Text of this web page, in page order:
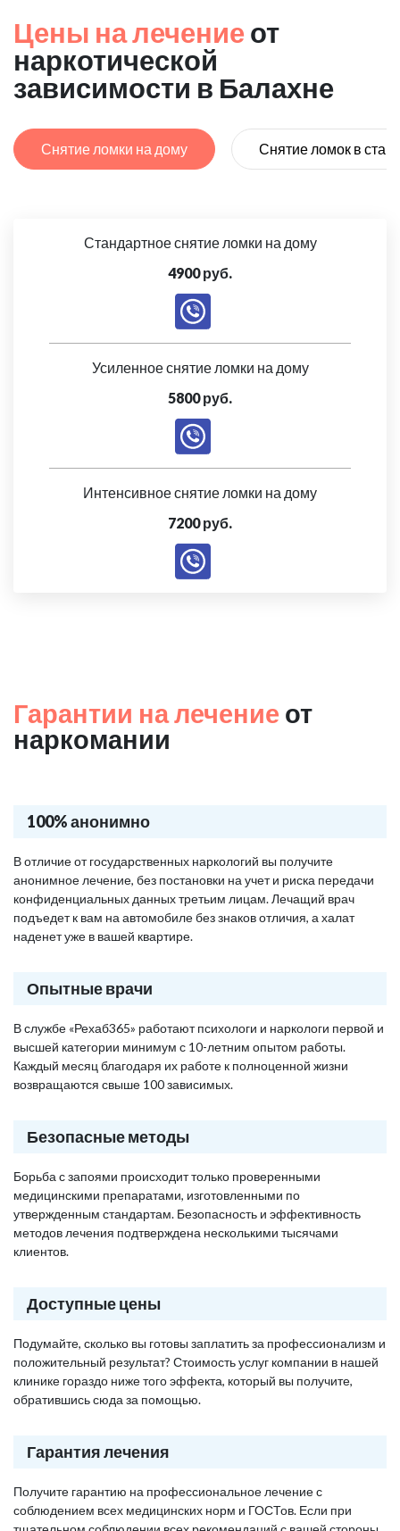
Цены на лечение от
наркотической
зависимости в Балахне
Снятие ломки на дому Снятие ломок в
Стандартное снятие ломки на дому
4900 руб.
Усиленное снятие ломки на дому
5800 руб.
Интенсивное снятие ломки на дому
7200 руб.
Гарантии на лечение от
наркомании
100% анонимно
В отличие от государственных наркологий вы получите
анонимное лечение, без постановки на учет и риска передачи
конфиденциальных данных третьим лицам. Лечащий врач
подъедет к вам на автомобиле без знаков отличия, а халат
наденет уже в вашей квартире.
Опытные врачи
В службе «Рехаб365» работают психологи и наркологи первой и
высшей категории минимум с 10-летним опытом работы.
Каждый месяц благодаря их работе к полноценной жизни
возвращаются свыше 100 зависимых.
Безопасные методы
Борьба с запоями происходит только проверенными
медицинскими препаратами, изготовленными по
утвержденным стандартам. Безопасность и эффективность
методов лечения подтверждена несколькими тысячами
клиентов.
Доступные цены
Подумайте, сколько вы готовы заплатить за профессионализм и
положительный результат? Стоимость услуг компании в нашей
клинике гораздо ниже того эффекта, который вы получите,
обратившись сюда за помощью.
Гарантия лечения
Получите гарантию на профессиональное лечение с
соблюдением всех медицинских норм и ГОСТов. Если при